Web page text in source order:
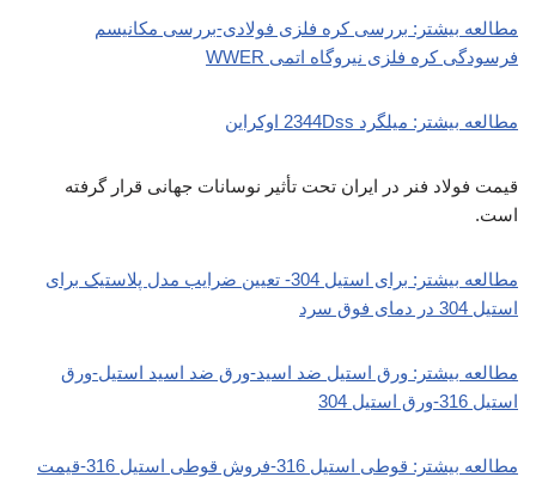
مطالعه بیشتر: بررسی کره فلزی فولادی-بررسی مکانیسم
فرسودگی کره فلزی نیروگاه اتمی WWER
مطالعه بیشتر: میلگرد 2344Dss اوکراین
قیمت فولاد فنر در ایران تحت تأثیر نوسانات جهانی قرار گرفته
است.
مطالعه بیشتر: برای استیل 304- تعیین ضرایب مدل پلاستیک برای
استیل 304 در دمای فوق سرد
مطالعه بیشتر: ورق استیل ضد اسید-ورق ضد اسید استیل-ورق
استیل 316-ورق استیل 304
مطالعه بیشتر: قوطی استیل 316-فروش قوطی استیل 316-قیمت